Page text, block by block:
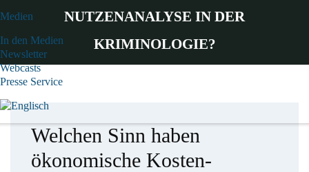
Medien
In den Medien
Newsletter
Webcasts
Presse Service
NUTZENANALYSE IN DER
KRIMINOLOGIE?
Welchen Sinn haben
ökonomische Kosten-